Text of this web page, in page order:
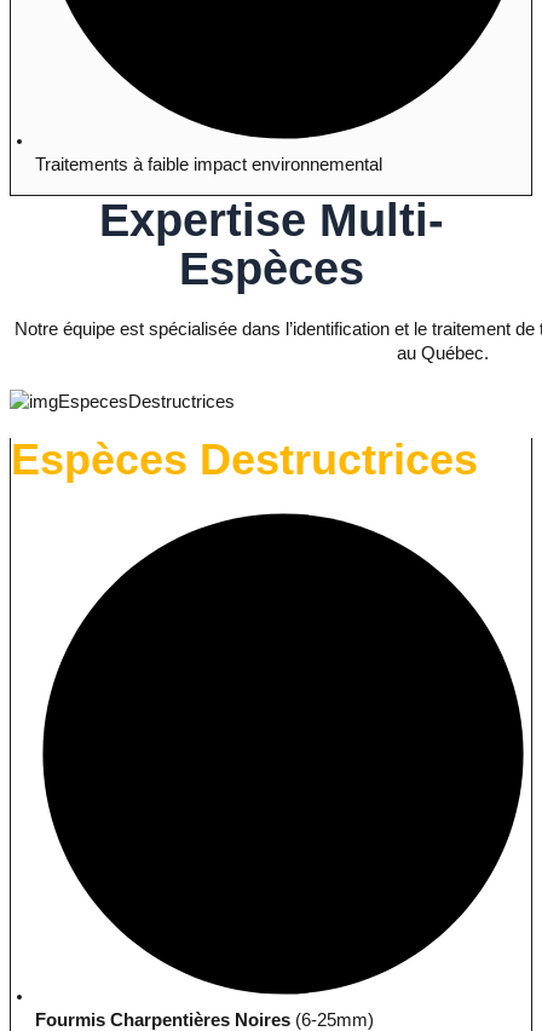
Traitements à faible impact environnemental
Expertise Multi-
Espèces
Notre équipe est spécialisée dans l’identification et le traitement
au Québec.
Espèces Destructrices
Fourmis Charpentières Noires (6-25mm)